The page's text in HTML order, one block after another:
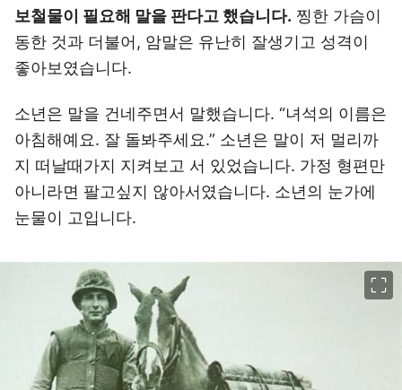
보철물이 필요해 말을 판다고 했습니다. 찡한 가슴이
동한 것과 더불어, 암말은 유난히 잘생기고 성격이
좋아보였습니다.
소년은 말을 건네주면서 말했습니다. “녀석의 이름은
아침해예요. 잘 돌봐주세요.” 소년은 말이 저 멀리까
지 떠날때가지 지켜보고 서 있었습니다. 가정 형편만
아니라면 팔고싶지 않아서였습니다. 소년의 눈가에
눈물이 고입니다.